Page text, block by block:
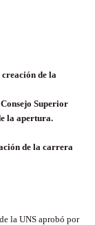
de la
Superior
la apertura.
de la carrera
la UNS aprobó por